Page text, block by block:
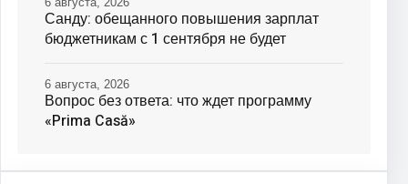
Санду: обещанного повышения зарплат
бюджетникам с 1 сентября не будет
Вопрос без ответа: что ждет программу
«Prima Casă»
6 августа, 2026